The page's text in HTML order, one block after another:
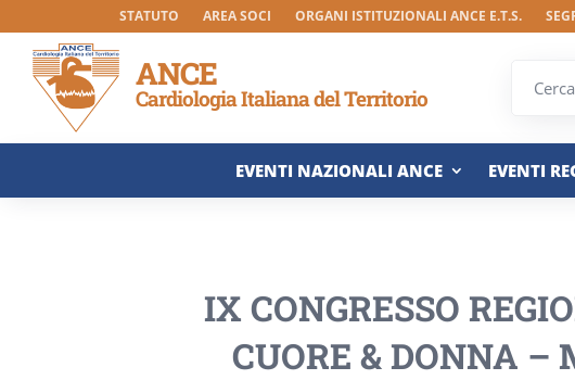
STATUTO AREA SOCI ORGANI ISTITUZIONALI ANCE E.T.S.
ANCE
Cardiologia Italiana del Territorio
EVENTI NAZIONALI ANCE EVENTI
IX CONGRESSO
CUORE & DONNA –